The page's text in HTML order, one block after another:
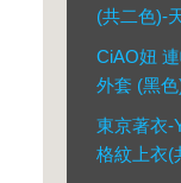
(共二色)-
CiAO妞
外套 (黑色
東京著衣-
格紋上衣(